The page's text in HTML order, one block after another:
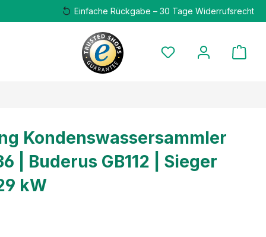
Einfache Rückgabe – 30 Tage Widerrufsrecht
Kondenswassersammler
| Buderus GB112 | Sieger
kW